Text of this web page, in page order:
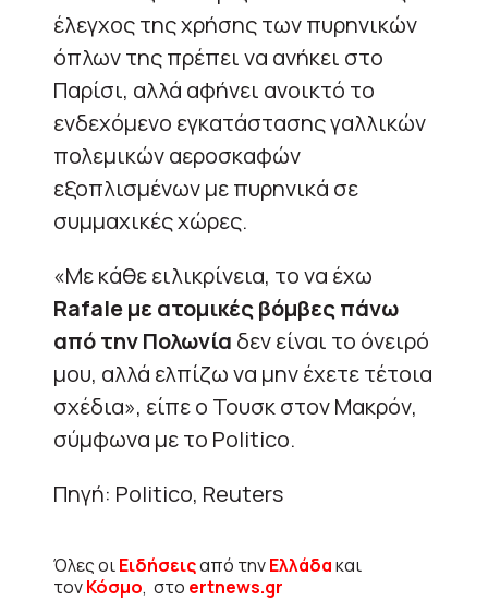
έλεγχος της χρήσης των πυρηνικών
όπλων της πρέπει να ανήκει στο
Παρίσι, αλλά αφήνει ανοικτό το
ενδεχόμενο εγκατάστασης γαλλικών
πολεμικών αεροσκαφών
εξοπλισμένων με πυρηνικά σε
συμμαχικές χώρες.
«Με κάθε ειλικρίνεια, το να έχω
Rafale με ατομικές βόμβες πάνω
από την Πολωνία δεν είναι το όνειρό
μου, αλλά ελπίζω να μην έχετε τέτοια
σχέδια», είπε ο Τουσκ στον Μακρόν,
σύμφωνα με το Politico.
Πηγή: Politico, Reuters
Όλες οιΕιδήσειςαπό τηνΕλλάδακαι
τονΚόσμο, στο ertnews.gr